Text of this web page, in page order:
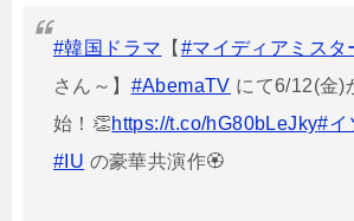
#韓国ドラマ 【 #マイディアミスタ
さん～】 #AbemaTV にて6/12(金)
始！👏https://t.co/hG80bLeJky#イ
#IU の豪華共演作🏵